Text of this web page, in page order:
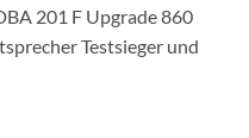
201 F Upgrade 860
Testsieger und